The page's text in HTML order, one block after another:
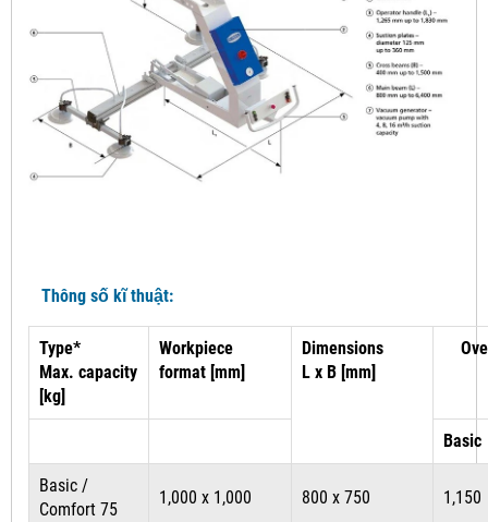
Thông số kĩ thuật:
Type*
Max. capacity
[kg]
Workpiece
format [mm]
Dimensions
L x B [mm]
Basic
Basic /
Comfort 75
1,000 x 1,000 800 x 750 1,150